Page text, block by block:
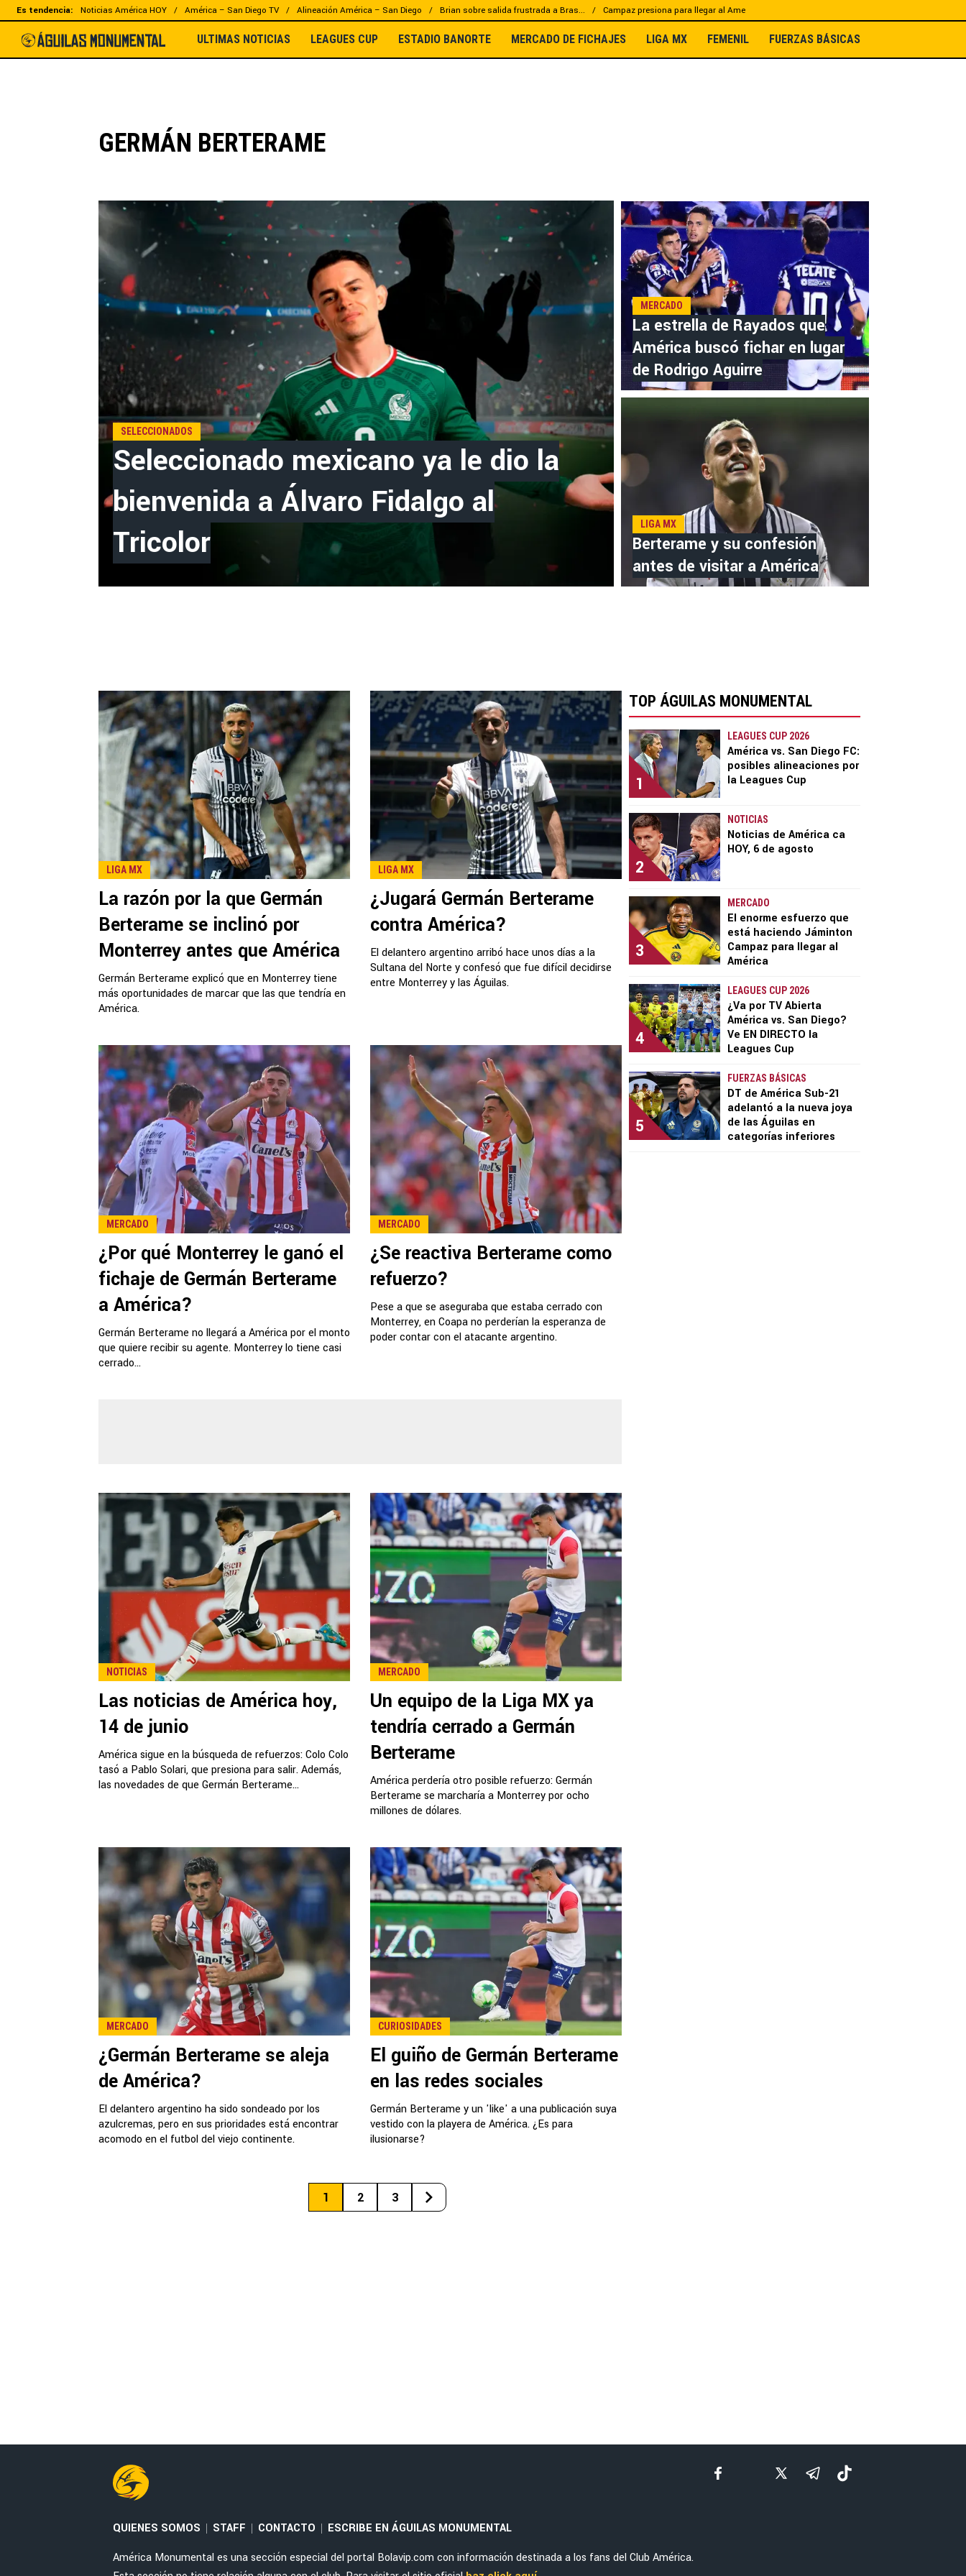
Es tendencia: Noticias América HOY América – San Diego TV Alineación América – San Diego Brian sobre salida frustrada a Bras... Campaz presiona para llegar al Ame
ULTIMAS NOTICIAS LEAGUES CUP ESTADIO BANORTE MERCADO DE FICHAJES LIGA MX FEMENIL FUERZAS BÁSICAS
GERMÁN BERTERAME
SELECCIONADOS
Seleccionado mexicano ya le dio la
bienvenida a Álvaro Fidalgo al
Tricolor
MERCADO
La estrella de Rayados que
América buscó fichar en lugar
de Rodrigo Aguirre
LIGA MX
Berterame y su confesión
antes de visitar a América
LIGA MX
La razón por la que Germán
Berterame se inclinó por
Monterrey antes que América
Germán Berterame explicó que en Monterrey tiene
más oportunidades de marcar que las que tendría en
América.
LIGA MX
¿Jugará Germán Berterame
contra América?
El delantero argentino arribó hace unos días a la
Sultana del Norte y confesó que fue difícil decidirse
entre Monterrey y las Águilas.
MERCADO
¿Por qué Monterrey le ganó el
fichaje de Germán Berterame
a América?
Germán Berterame no llegará a América por el monto
que quiere recibir su agente. Monterrey lo tiene casi
cerrado...
MERCADO
¿Se reactiva Berterame como
refuerzo?
Pese a que se aseguraba que estaba cerrado con
Monterrey, en Coapa no perderían la esperanza de
poder contar con el atacante argentino.
NOTICIAS
Las noticias de América hoy,
14 de junio
América sigue en la búsqueda de refuerzos: Colo Colo
tasó a Pablo Solari, que presiona para salir. Además,
las novedades de que Germán Berterame...
MERCADO
Un equipo de la Liga MX ya
tendría cerrado a Germán
Berterame
América perdería otro posible refuerzo: Germán
Berterame se marcharía a Monterrey por ocho
millones de dólares.
MERCADO
¿Germán Berterame se aleja
de América?
El delantero argentino ha sido sondeado por los
azulcremas, pero en sus prioridades está encontrar
acomodo en el futbol del viejo continente.
CURIOSIDADES
El guiño de Germán Berterame
en las redes sociales
Germán Berterame y un 'like' a una publicación suya
vestido con la playera de América. ¿Es para
ilusionarse?
1 2 3
TOP ÁGUILAS MONUMENTAL
1
LEAGUES CUP 2026
América vs. San Diego FC:
posibles alineaciones por
la Leagues Cup
2
NOTICIAS
Noticias de América ca
HOY, 6 de agosto
3
MERCADO
El enorme esfuerzo que
está haciendo Jáminton
Campaz para llegar al
América
4
LEAGUES CUP 2026
¿Va por TV Abierta
América vs. San Diego?
Ve EN DIRECTO la
Leagues Cup
5
FUERZAS BÁSICAS
DT de América Sub-21
adelantó a la nueva joya
de las Águilas en
categorías inferiores
QUIENES SOMOS | STAFF | CONTACTO | ESCRIBE EN ÁGUILAS MONUMENTAL
América Monumental es una sección especial del portal Bolavip.com con información destinada a los fans del Club América.